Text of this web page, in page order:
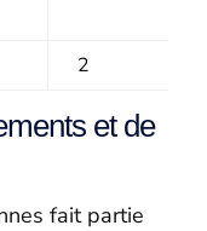
2
et de
fait partie